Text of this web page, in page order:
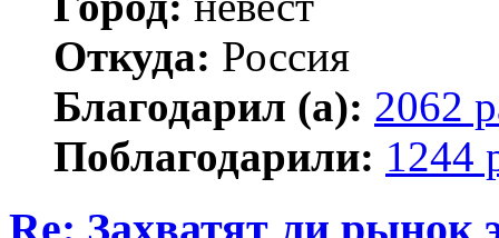
Откуда: Россия
Благодарил (а): 2062
Поблагодарили: 1244